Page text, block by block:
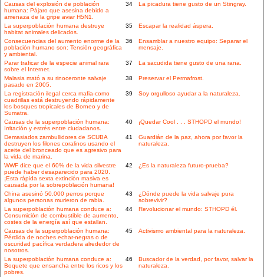
Causas del explosión de población
humana: Pájaro que asesina debido a
amenaza de la gripe aviar H5N1.
34 La picadura tiene gusto de un Stingray.
La superpoblación humana destruye
habitat animales delicados.
35 Escapar la realidad áspera.
Consecuencias del aumento enorme de la
población humano son: Tensión geográfica
y ambiental.
36
Ensamblar a nuestro equipo: Separar el
mensaje.
Parar traficar de la especie animal rara
sobre el Internet.
37 La sacudida tiene gusto de una rana.
Malasia mató a su rinoceronte salvaje
pasado en 2005.
38 Preservar el Permafrost.
La registración ilegal cerca mafia-como
cuadrillas está destruyendo rápidamente
los bosques tropicales de Borneo y de
Sumatra.
39 Soy orgulloso ayudar a la naturaleza.
Causas de la superpoblación humana:
Irritación y estrés entre ciudadanos.
40 ¡Quedar Cool . . . STHOPD el mundo!
Demasiados zambullidores de SCUBA
destruyen los filones coralinos usando el
aceite del bronceado que es agresivo para
la vida de marina.
41
Guardián de la paz, ahora por favor la
naturaleza.
WWF dice que el 60% de la vida silvestre
puede haber desaparecido para 2020.
¡Esta rápida sexta extinción masiva es
causada por la sobrepoblación humana!
42 ¿Es la naturaleza futuro-prueba?
China asesinó 50.000 perros porque
algunos personas murieron de rabia.
43
¿Dónde puede la vida salvaje pura
sobrevivir?
La superpoblación humana conduce a:
Consumición de combustible de aumento,
costes de la energía así que estallan.
44 Revolucionar el mundo: STHOPD él.
Causas de la superpoblación humana:
Pérdida de noches echar-negras o de
oscuridad pacífica verdadera alrededor de
nosotros.
45 Activismo ambiental para la naturaleza.
La superpoblación humana conduce a:
Boquete que ensancha entre los ricos y los
pobres.
46
Buscador de la verdad, por favor, salvar la
naturaleza.